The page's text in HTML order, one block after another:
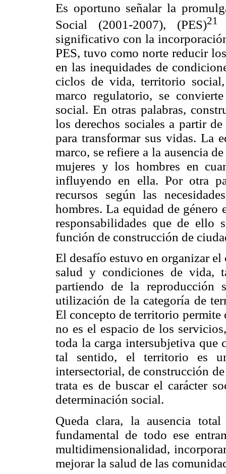
Es oportuno señalar la
Social (2001-2007), (PES)21
significativo con la
PES, tuvo como norte reducir
en las inequidades de
ciclos de vida, territorio
marco regulatorio, se
social. En otras palabras,
los derechos sociales a partir
para transformar sus vidas. La
marco, se refiere a la ausencia
mujeres y los hombres en
influyendo en ella. Por otra
recursos según las
hombres. La equidad de
responsabilidades que de ello
función de construcción de
El desafío estuvo en organizar
salud y condiciones de vida,
partiendo de la
utilización de la categoría de
El concepto de territorio permite
no es el espacio de los
toda la carga intersubjetiva que
tal sentido, el territorio es
intersectorial, de construcción
trata es de buscar el carácter
determinación social.
Queda clara, la ausencia
fundamental de todo ese
multidimensionalidad,
mejorar la salud de las